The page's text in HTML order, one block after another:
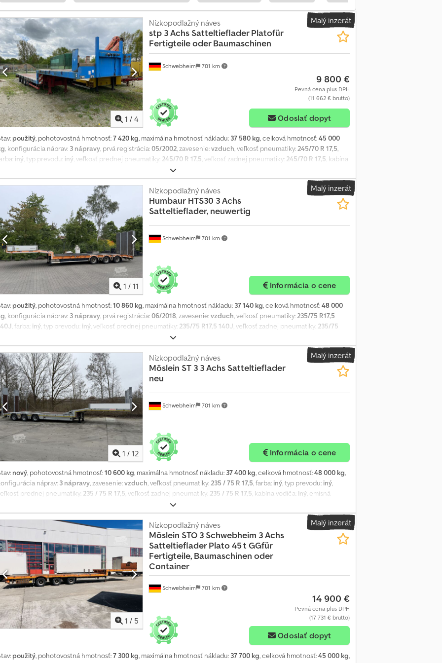
Malý inzerát
1 / 4
Schwebheim 701 km
Nízkopodlažný náves
stp 3 Achs Satteltieflader Platofür
Fertigteile oder Baumaschinen
9 800 €
Pevná cena plus DPH
(11 662 € brutto)
Odoslať dopyt
použitý, pohotovostná hmotnosť:7 420 kg, maximálna hmotnosť nákladu: 37 580 kg, celková hmotnosť:45 000
, konfigurácia náprav: 3 nápravy , prvá registrácia:05/2002 , zavesenie:vzduch , veľkosť pneumatiky: 245/70 R 17,5
iný , typ prevodu: iný , veľkosť prednej pneumatiky: 245/70 R 17,5 , veľkosť zadnej pneumatiky: 245/70 R 17,5 , kabína
ABS, pneumatická brzda
cca 3 850 mm, dĺžka ložnej plochy hlbokého lôžka cca 9 600 mm, výška nakladania 880 mm, 4 x stredové stĺpiky, 8
x vreciek na stĺpiky vo vonkajšom ráme, príplatok za hliníkové rampy: 900 € -- Tlačové chyby, omyly a zmeny vyhradené,
ilustračné fotografie -- Viac údajov na: ! Chsdpfezrqm Nex Am Rea
Malý inzerát
1 / 11
Schwebheim 701 km
Nízkopodlažný náves
Humbaur HTS30 3 Achs
Satteltieflader, neuwertig
Informácia o cene
použitý, pohotovostná hmotnosť:10 860 kg, maximálna hmotnosť nákladu: 37 140 kg, celková hmotnosť:48 000
, konfigurácia náprav: 3 nápravy, prvá registrácia:06/2018, zavesenie:vzduch, veľkosť pneumatiky:235/75 R17,5
, farba: iný, typ prevodu: iný, veľkosť prednej pneumatiky: 235/75 R17,5 140J, veľkosť zadnej pneumatiky: 235/75
, Výbava:ABS, pneumatická brzda
mriežkovými roštami, rampy po celej šírke, elektro-hydraulické čerpadlo pre rampy alebo cez hydrauliku nákladného
-- Tlačové chyby, omyly a zmeny vyhradené, ilustračné obrázky --, Viac údajov na: !, Ďalšie podrobnosti: !
Am Rsa
Malý inzerát
1 / 12
Schwebheim 701 km
Nízkopodlažný náves
Möslein ST 3 3 Achs Satteltieflader
neu
Informácia o cene
nový, pohotovostná hmotnosť:10 600 kg, maximálna hmotnosť nákladu: 37 400 kg, celková hmotnosť:48 000 kg,
náprav: 3 nápravy, zavesenie:vzduch, veľkosť pneumatiky:235 / 75 R 17,5, farba: iný, typ prevodu: iný,
prednej pneumatiky: 235 / 75 R 17,5, veľkosť zadnej pneumatiky: 235 / 75 R 17,5, kabína vodiča: iný, emisná
ABS, pneumatická brzda
na zdvíhanie, manometer pre zaťaženie nápravy, dĺžka vysokého lôžka cca 4 400 mm vrátane šikmého
dĺžka nízkeho lôžka cca 8 500 mm, nakladacia výška cca 900 mm, pre 2- a 3-nápravové ťahače, predná stena
cca 800 mm vysoká, 16 vreciek na kolíky v vonkajšom ráme, 32 upevňovacích ôk, rampa cca 3 100 mm dlhá, rampy na
cez labutí krk, hydraulický posuv rámp, cena: 1 000 €, -- Tlačové chyby, omyly a zmeny vyhradené, ilustračné
fotografie --, Viac údajov na: !, Viac detailov: ! Chedpjzrqllefx Am Rsa
Malý inzerát
1 / 5
Schwebheim 701 km
Nízkopodlažný náves
Möslein STO 3 Schwebheim 3 Achs
Satteltieflader Plato 45 t GGfür
Fertigteile, Baumaschinen oder
Container
14 900 €
Pevná cena plus DPH
(17 731 € brutto)
Odoslať dopyt
použitý, pohotovostná hmotnosť:7 300 kg, maximálna hmotnosť nákladu: 37 700 kg, celková hmotnosť:45 000 kg,